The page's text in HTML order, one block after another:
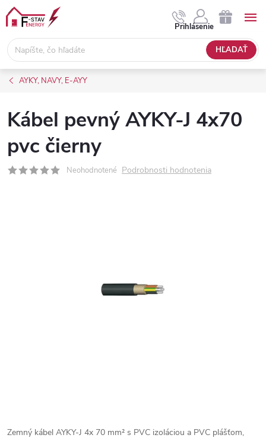
Prejsť
obsah
HĽADAŤ
Prihlásenie
NÁKUPNÝ
KOŠÍK
AYKY, NAVY, E-AYY
Kábel pevný AYKY-J 4x70
pvc čierny
Neohodnotené Podrobnosti hodnotenia
Zemný kábel AYKY-J 4x 70 mm² s PVC izoláciou a PVC plášťom,